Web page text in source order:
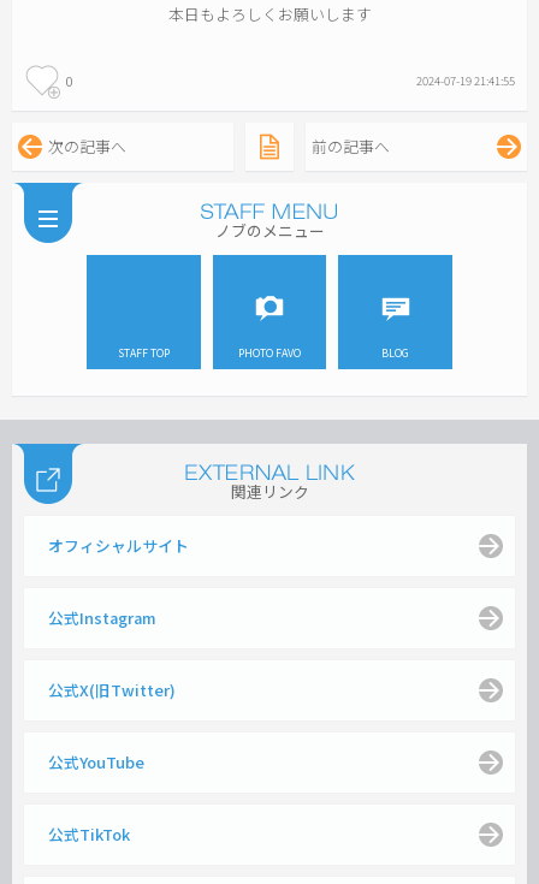
本日もよろしくお願いします
0 2024-07-19 21:41:55
次の記事へ 前の記事へ
ノブのメニュー
STAFF TOP PHOTO FAVO BLOG
関連リンク
オフィシャルサイト
公式Instagram
公式X(旧Twitter)
公式YouTube
公式TikTok